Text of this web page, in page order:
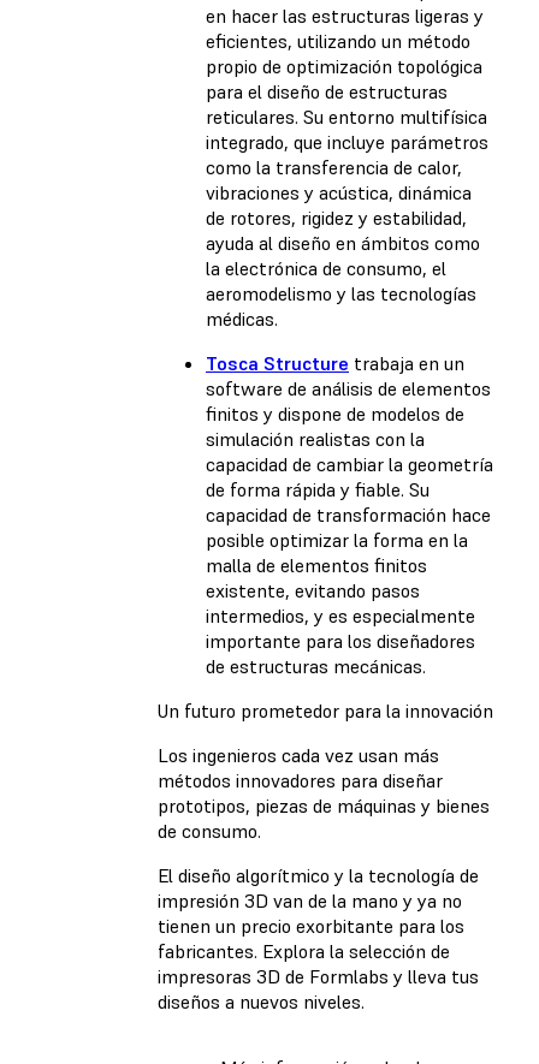
en hacer las estructuras ligeras y
eficientes, utilizando un método
propio de optimización topológica
para el diseño de estructuras
reticulares. Su entorno multifísica
integrado, que incluye parámetros
como la transferencia de calor,
vibraciones y acústica, dinámica
de rotores, rigidez y estabilidad,
ayuda al diseño en ámbitos como
la electrónica de consumo, el
aeromodelismo y las tecnologías
médicas.
Tosca Structure trabaja en un
software de análisis de elementos
finitos y dispone de modelos de
simulación realistas con la
capacidad de cambiar la geometría
de forma rápida y fiable. Su
capacidad de transformación hace
posible optimizar la forma en la
malla de elementos finitos
existente, evitando pasos
intermedios, y es especialmente
importante para los diseñadores
de estructuras mecánicas.
Un futuro prometedor para la innovación
Los ingenieros cada vez usan más
métodos innovadores para diseñar
prototipos, piezas de máquinas y bienes
de consumo.
El diseño algorítmico y la tecnología de
impresión 3D van de la mano y ya no
tienen un precio exorbitante para los
fabricantes. Explora la selección de
impresoras 3D de Formlabs y lleva tus
diseños a nuevos niveles.